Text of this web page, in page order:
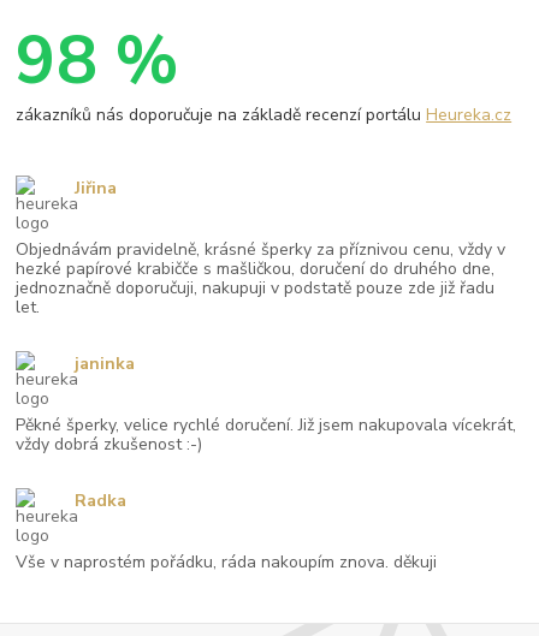
98 %
zákazníků nás doporučuje na základě recenzí portáluHeureka.cz
Objednávám pravidelně, krásné šperky za příznivou cenu, vždy v
hezké papírové krabičče s mašličkou, doručení do druhého dne,
jednoznačně doporučuji, nakupuji v podstatě pouze zde již řadu
let.
Jiřina
Pěkné šperky, velice rychlé doručení. Již jsem nakupovala vícekrát,
vždy dobrá zkušenost :-)
janinka
Vše v naprostém pořádku, ráda nakoupím znova. děkuji
Radka